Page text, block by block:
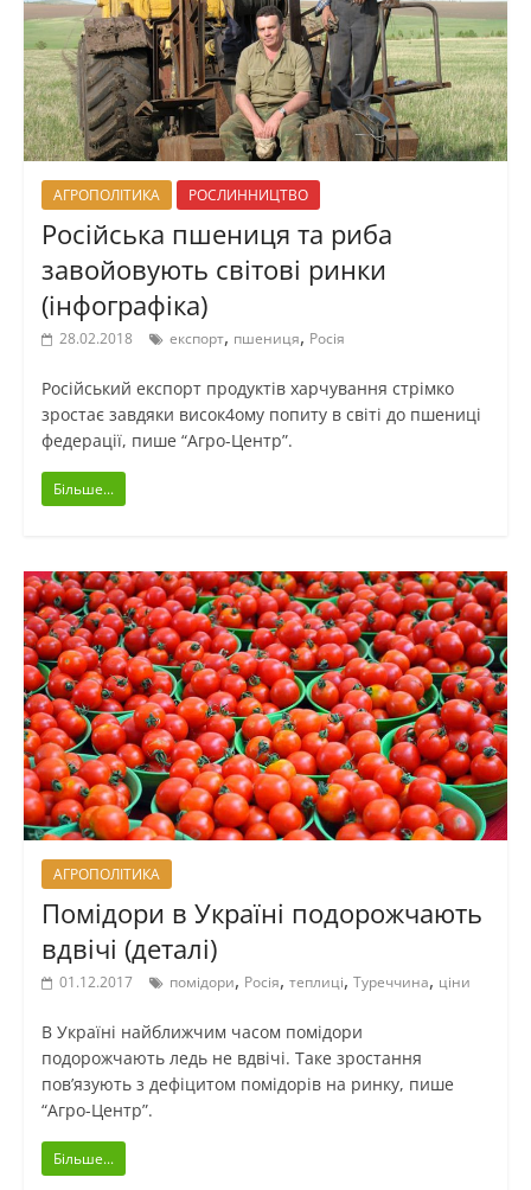
АГРОПОЛІТИКА РОСЛИННИЦТВО
Російська пшениця та риба
завойовують світові ринки
(інфографіка)
28.02.2018 експорт, пшениця, Росія
Російський експорт продуктів харчування стрімко
зростає завдяки висок4ому попиту в світі до пшениці
федерації, пише “Агро-Центр”.
Більше...
АГРОПОЛІТИКА
Помідори в Україні подорожчають
вдвічі (деталі)
01.12.2017 помідори, Росія, теплиці, Туреччина, ціни
В Україні найближчим часом помідори
подорожчають ледь не вдвічі. Таке зростання
пов’язують з дефіцитом помідорів на ринку, пише
“Агро-Центр”.
Більше...